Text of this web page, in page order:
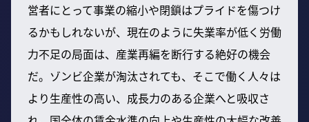
営者にとって事業の縮小や閉鎖はプライドを傷つけ
るかもしれないが、現在のように失業率が低く労働
力不足の局面は、産業再編を断行する絶好の機会
だ。ゾンビ企業が淘汰されても、そこで働く人々は
より生産性の高い、成長力のある企業へと吸収さ